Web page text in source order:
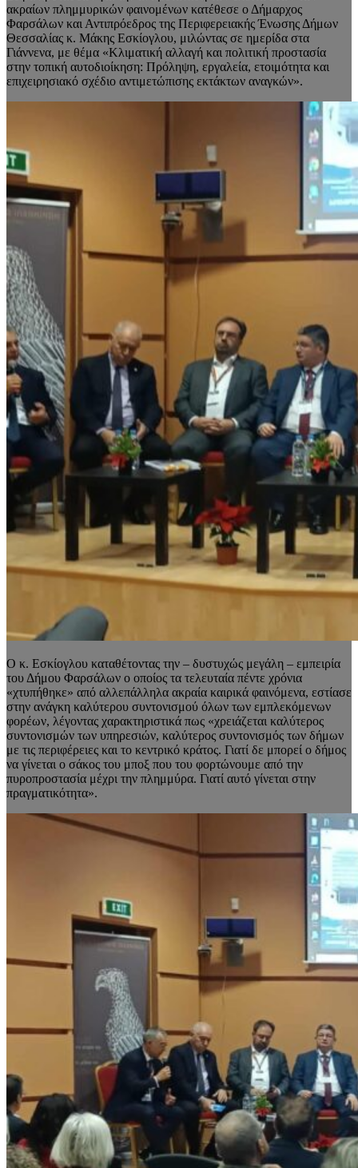
ακραίων πλημμυρικών φαινομένων κατέθεσε ο Δήμαρχος
Φαρσάλων και Αντιπρόεδρος της Περιφερειακής Ένωσης Δήμων
Θεσσαλίας κ. Μάκης Εσκίογλου, μιλώντας σε ημερίδα στα
Γιάννενα, με θέμα «Κλιματική αλλαγή και πολιτική προστασία
στην τοπική αυτοδιοίκηση: Πρόληψη, εργαλεία, ετοιμότητα και
επιχειρησιακό σχέδιο αντιμετώπισης εκτάκτων αναγκών».
Ο κ. Εσκίογλου καταθέτοντας την – δυστυχώς μεγάλη – εμπειρία
του Δήμου Φαρσάλων ο οποίος τα τελευταία πέντε χρόνια
«χτυπήθηκε» από αλλεπάλληλα ακραία καιρικά φαινόμενα, εστίασε
στην ανάγκη καλύτερου συντονισμού όλων των εμπλεκόμενων
φορέων, λέγοντας χαρακτηριστικά πως «χρειάζεται καλύτερος
συντονισμών των υπηρεσιών, καλύτερος συντονισμός των δήμων
με τις περιφέρειες και το κεντρικό κράτος. Γιατί δε μπορεί ο δήμος
να γίνεται ο σάκος του μποξ που του φορτώνουμε από την
πυροπροστασία μέχρι την πλημμύρα. Γιατί αυτό γίνεται στην
πραγματικότητα».